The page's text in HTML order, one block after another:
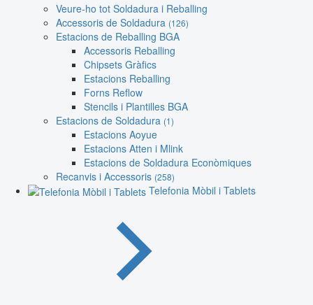
Veure-ho tot Soldadura i Reballing
Accessoris de Soldadura (126)
Estacions de Reballing BGA
Accessoris Reballing
Chipsets Gràfics
Estacions Reballing
Forns Reflow
Stencils i Plantilles BGA
Estacions de Soldadura (1)
Estacions Aoyue
Estacions Atten i Mlink
Estacions de Soldadura Econòmiques
Recanvis i Accessoris (258)
Telefonia Mòbil i Tablets